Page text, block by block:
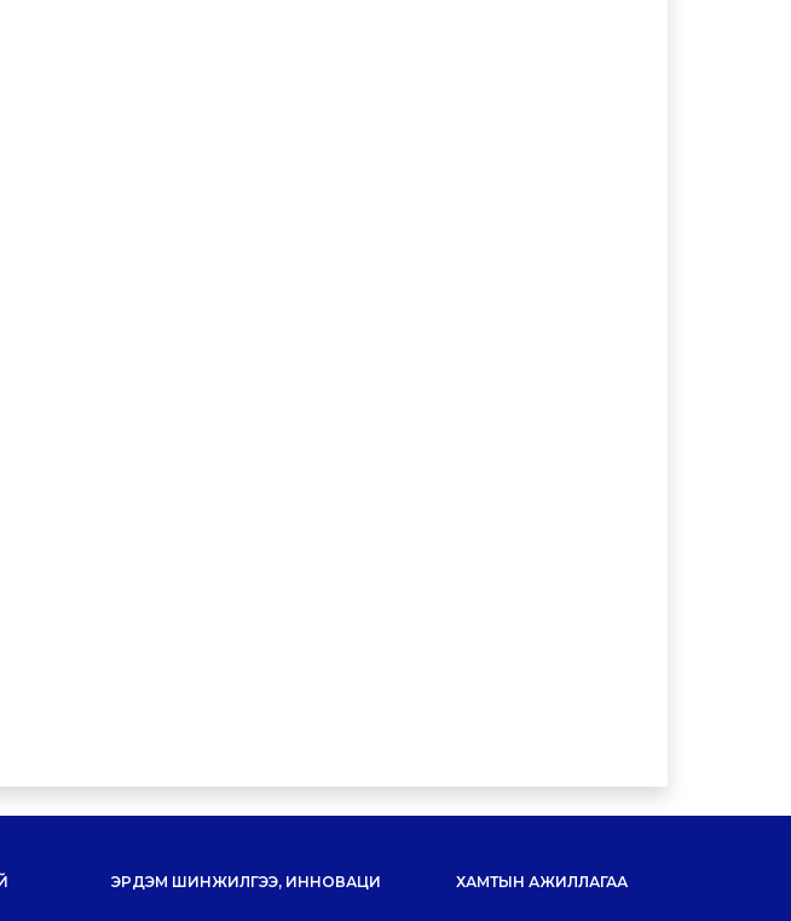
ЭРДЭМ ШИНЖИЛГЭЭ, ИННОВАЦИ ХАМТЫН АЖИЛЛАГАА